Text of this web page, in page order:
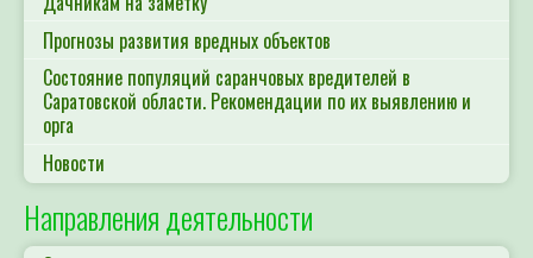
Прогнозы развития вредных объектов
Состояние популяций саранчовых вредителей в
Саратовской области. Рекомендации по их выявлению и
орга
Новости
Направления деятельности